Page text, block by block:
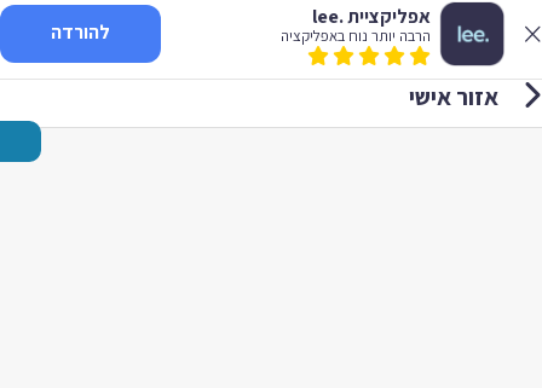
אפליקציית .lee
הרבה יותר נוח באפליקציה להורדה
אזור אישי